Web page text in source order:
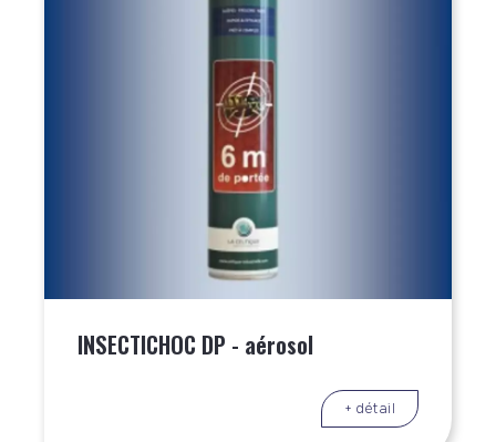
INSECTICHOC DP - aérosol
+ détail